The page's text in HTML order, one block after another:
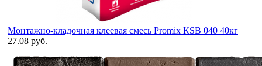
Монтажно-кладочная клеевая смесь Promix КSB 040 40кг
27.08 руб.